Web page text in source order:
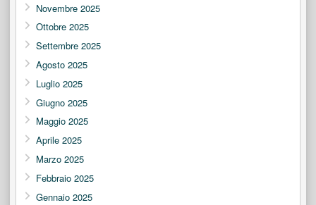
Novembre 2025
Ottobre 2025
Settembre 2025
Agosto 2025
Luglio 2025
Giugno 2025
Maggio 2025
Aprile 2025
Marzo 2025
Febbraio 2025
Gennaio 2025